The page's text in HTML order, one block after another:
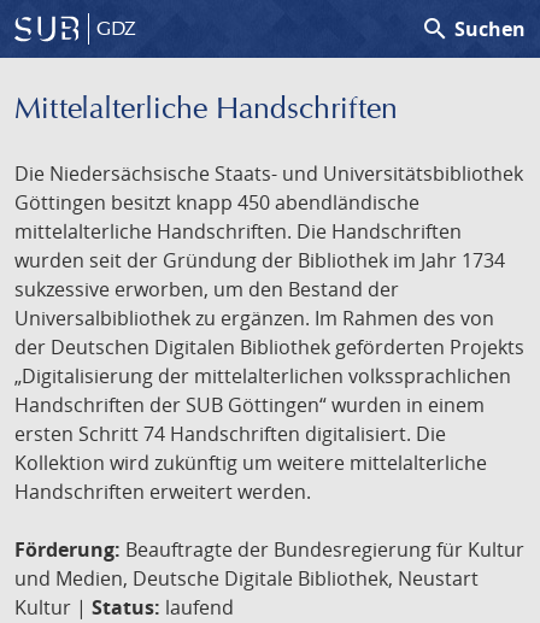
GDZ search Suchen
Mittelalterliche Handschriften
Die Niedersächsische Staats- und Universitätsbibliothek
Göttingen besitzt knapp 450 abendländische
mittelalterliche Handschriften. Die Handschriften
wurden seit der Gründung der Bibliothek im Jahr 1734
sukzessive erworben, um den Bestand der
Universalbibliothek zu ergänzen. Im Rahmen des von
der Deutschen Digitalen Bibliothek geförderten Projekts
„Digitalisierung der mittelalterlichen volkssprachlichen
Handschriften der SUB Göttingen“ wurden in einem
ersten Schritt 74 Handschriften digitalisiert. Die
Kollektion wird zukünftig um weitere mittelalterliche
Handschriften erweitert werden.
Förderung: Beauftragte der Bundesregierung für Kultur
und Medien, Deutsche Digitale Bibliothek, Neustart
Kultur | Status: laufend